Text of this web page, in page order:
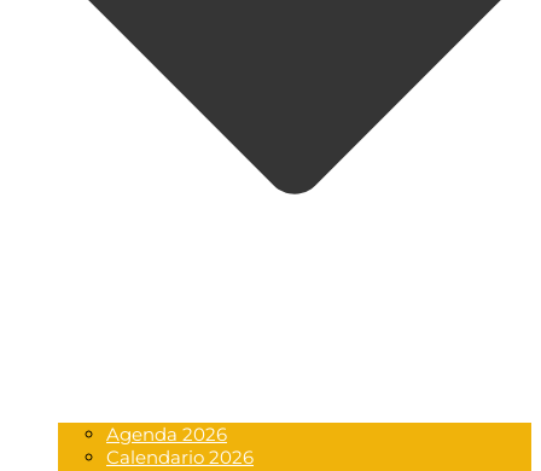
Agenda 2026
Calendario 2026